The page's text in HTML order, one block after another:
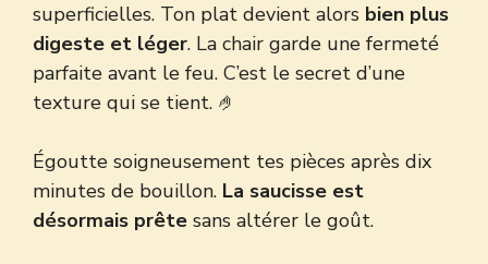
superficielles. Ton plat devient alors bien plus
digeste et léger. La chair garde une fermeté
parfaite avant le feu. C’est le secret d’une
texture qui se tient. 🤌
Égoutte soigneusement tes pièces après dix
minutes de bouillon. La saucisse est
désormais prête sans altérer le goût.